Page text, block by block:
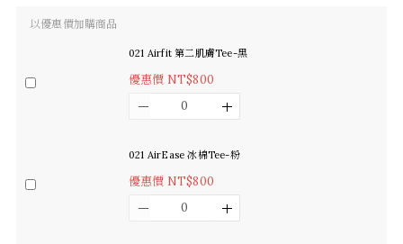
以優惠價加購商品
021 Airfit 第二肌膚Tee-黑
優惠價 NT$800
021 AirEase 冰棉Tee-粉
優惠價 NT$800